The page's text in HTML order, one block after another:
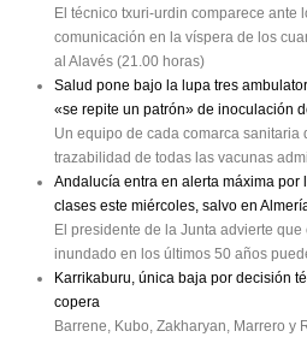
El técnico txuri-urdin comparece ante
comunicación en la víspera de los
al Alavés (21.00 horas)
Salud pone bajo la lupa tres
«se repite un patrón» de inoculación
Un equipo de cada comarca sanitaria
trazabilidad de todas las vacunas
Andalucía entra en alerta máxima por
clases este miércoles, salvo en
El presidente de la Junta advierte
inundado en los últimos 50 años
Karrikaburu, única baja por decisión
copera
Barrene, Kubo, Zakharyan, Marrero y